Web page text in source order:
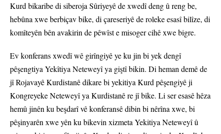
Kurd bikaribe di siberoja Sûriyeyê de xwedî deng û reng be,
hebûna xwe berbiçav bike, di çareseriyê de roleke esasî bilîze, di
komîteyên bên avakirin de pêwîst e misoger cihê xwe bigre.
Ev konferans xwedî wê girîngiyê ye ku jin bi yek dengî
pêşengtiya Yekîtiya Neteweyî ya giştî bikin. Di heman demê de
jî Rojavayê Kurdistanê dikare bi yekitiya Kurd pêşengiyê ji
Kongreyeke Neteweyî ya Kurdistanê re jî bike. Li ser esasê hêza
hemû jinên ku beşdarî vê konferansê dibin bi nêrîna xwe, bi
pêşinyarên xwe yên ku bikevin xizmeta Yekitiya Neteweyî û